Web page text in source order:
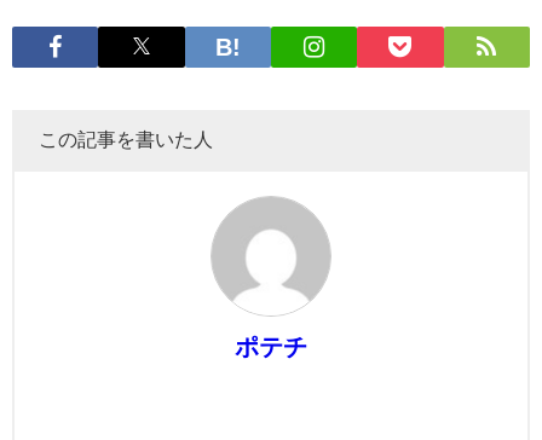
この記事を書いた人
ポテチ